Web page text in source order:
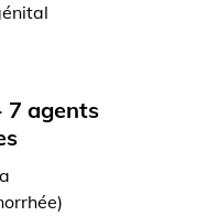
7 agents